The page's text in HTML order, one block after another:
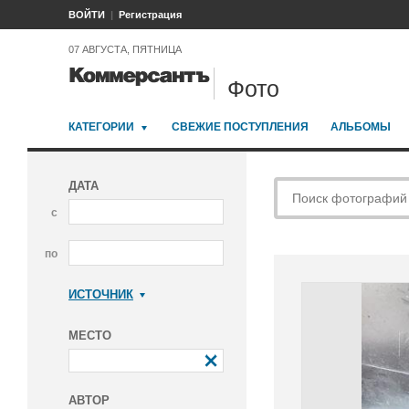
ВОЙТИ Регистрация
07 АВГУСТА, ПЯТНИЦА
Фото
КАТЕГОРИИ СВЕЖИЕ ПОСТУПЛЕНИЯ АЛЬБОМЫ
ДАТА
с
по
ИСТОЧНИК
МЕСТО
АВТОР